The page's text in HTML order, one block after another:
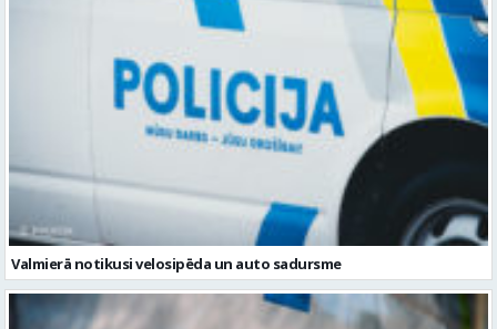
Valmierā notikusi velosipēda un auto sadursme